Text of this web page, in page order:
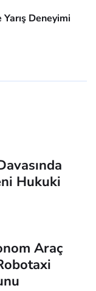
Deneyimi
Hukuki
Araç